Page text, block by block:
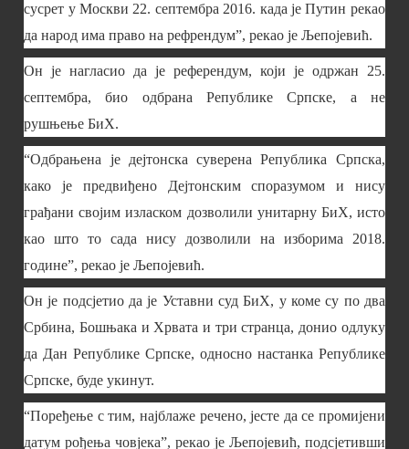
сусрет у Москви 22. септембра 2016. када је Путин рекао
да народ има право на рефрендум”, рекао је Љепојевић.
Он је нагласио да је референдум, који је одржан 25.
септембра, био одбрана Републике Српске, а не
рушњење БиХ.
“Одбрањена је дејтонска суверена Република Српска,
како је предвиђено Дејтонским споразумом и нису
грађани својим изласком дозволили унитарну БиХ, исто
као што то сада нису дозволили на изборима 2018.
године”, рекао је Љепојевић.
Он је подсјетио да је Уставни суд БиХ, у коме су по два
Србина, Бошњака и Хрвата и три странца, донио одлуку
да Дан Републике Српске, односно настанка Републике
Српске, буде укинут.
“Поређење с тим, најблаже речено, јесте да се промијени
датум рођења човјека”, рекао је Љепојевић, подсјетивши